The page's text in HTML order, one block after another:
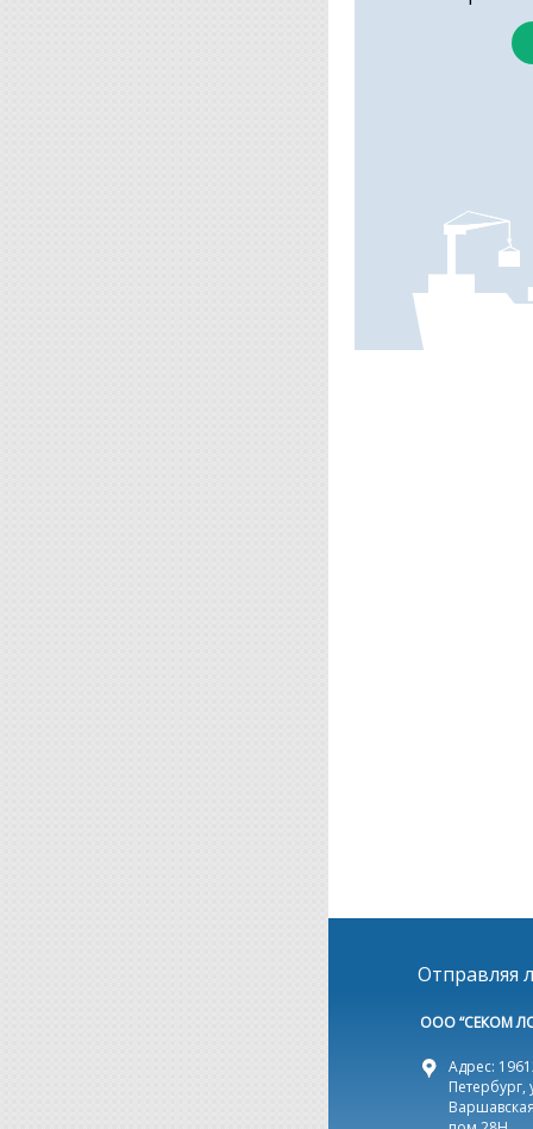
Отправляя
ООО “СЕКОМ
Адрес:
Петербург,